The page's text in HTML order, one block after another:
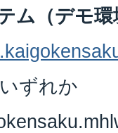
ム（デモ環
ずれか